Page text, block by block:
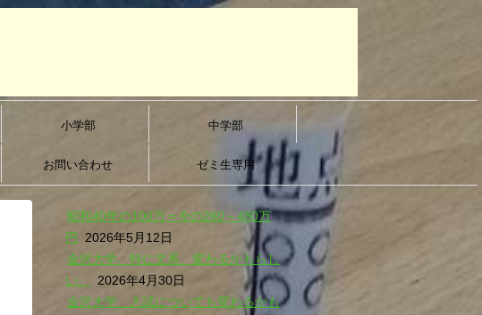
小学部 中学部
お問い合わせ ゼミ生専用
昭和40年の100万＝今の260～480万
円
2026年5月12日
金沢大学、特に文系、変わるかもらし
い。
2026年4月30日
金沢大学、入試についても変わるかも